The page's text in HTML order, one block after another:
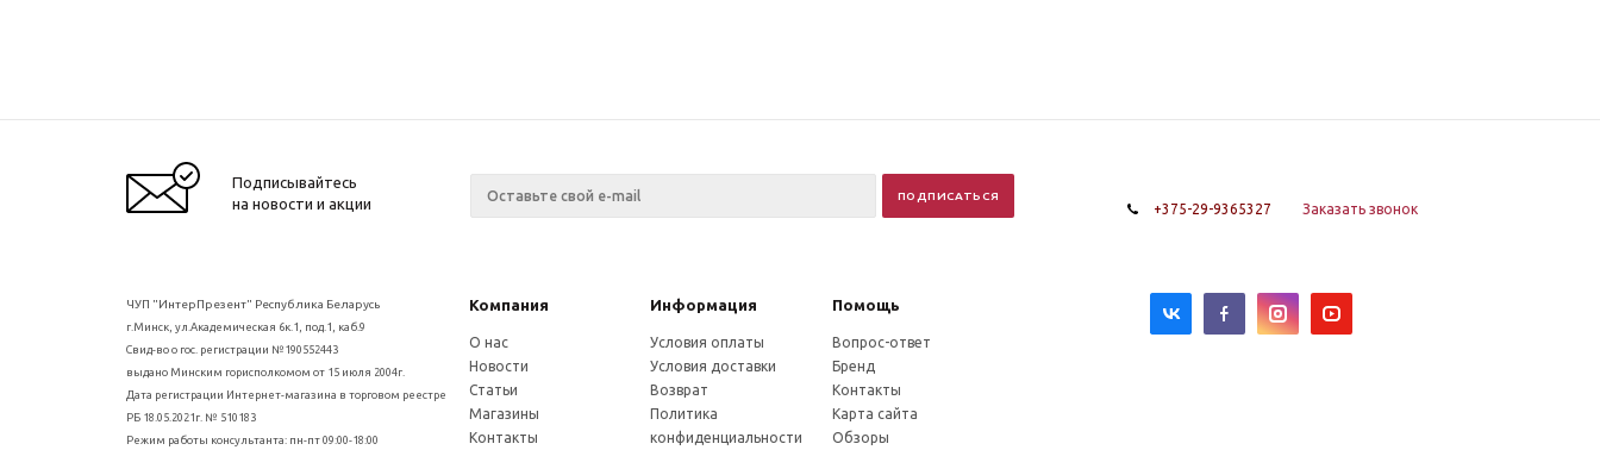
Подписывайтесь
на новости и акции
+375-29-9365327 Заказать звонок
ЧУП "ИнтерПрезент" Республика Беларусь
г.Минск, ул.Академическая 6к.1, под.1, каб.9
Свид-во о гос. регистрации №190552443
выдано Минским горисполкомом от 15 июля 2004г.
Дата регистрации Интернет-магазина в торговом реестре
РБ 18.05.2021г. № 510183
Режим работы консультанта: пн-пт 09:00-18:00
Компания Информация Помощь
О нас
Новости
Статьи
Магазины
Контакты
Условия оплаты
Условия доставки
Возврат
Политика
конфиденциальности
Вопрос-ответ
Бренд
Контакты
Карта сайта
Обзоры